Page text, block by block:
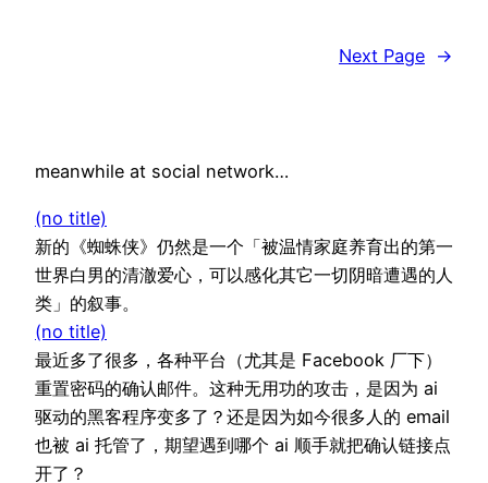
Next Page →
meanwhile at social network…
(no title)
新的《蜘蛛侠》仍然是一个「被温情家庭养育出的第一
世界白男的清澈爱心，可以感化其它一切阴暗遭遇的人
类」的叙事。
(no title)
最近多了很多，各种平台（尤其是 Facebook 厂下）
重置密码的确认邮件。这种无用功的攻击，是因为 ai
驱动的黑客程序变多了？还是因为如今很多人的 email
也被 ai 托管了，期望遇到哪个 ai 顺手就把确认链接点
开了？